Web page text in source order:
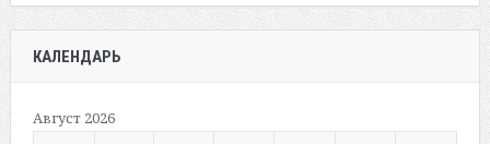
КАЛЕНДАРЬ
Август 2026